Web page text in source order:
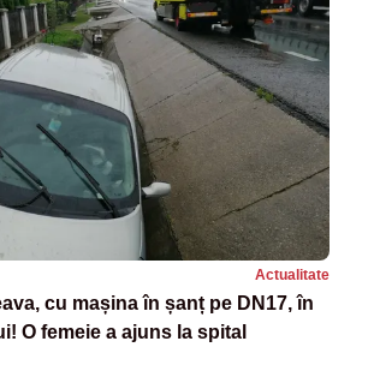
Actualitate
cu mașina în șanț pe DN17, în
O femeie a ajuns la spital